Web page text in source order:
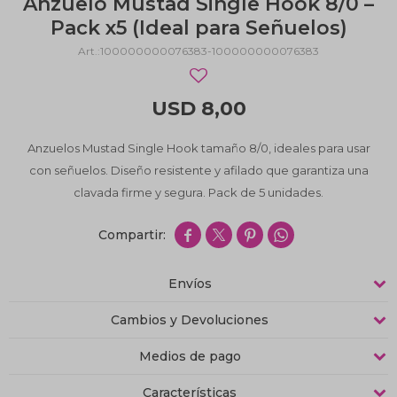
Pack x5 (Ideal para Señuelos)
100000000076383-100000000076383
USD 8,00
Anzuelos Mustad Single Hook tamaño 8/0, ideales para usar
con señuelos. Diseño resistente y afilado que garantiza una
clavada firme y segura. Pack de 5 unidades.
   
Envíos
Cambios y Devoluciones
Medios de pago
Características